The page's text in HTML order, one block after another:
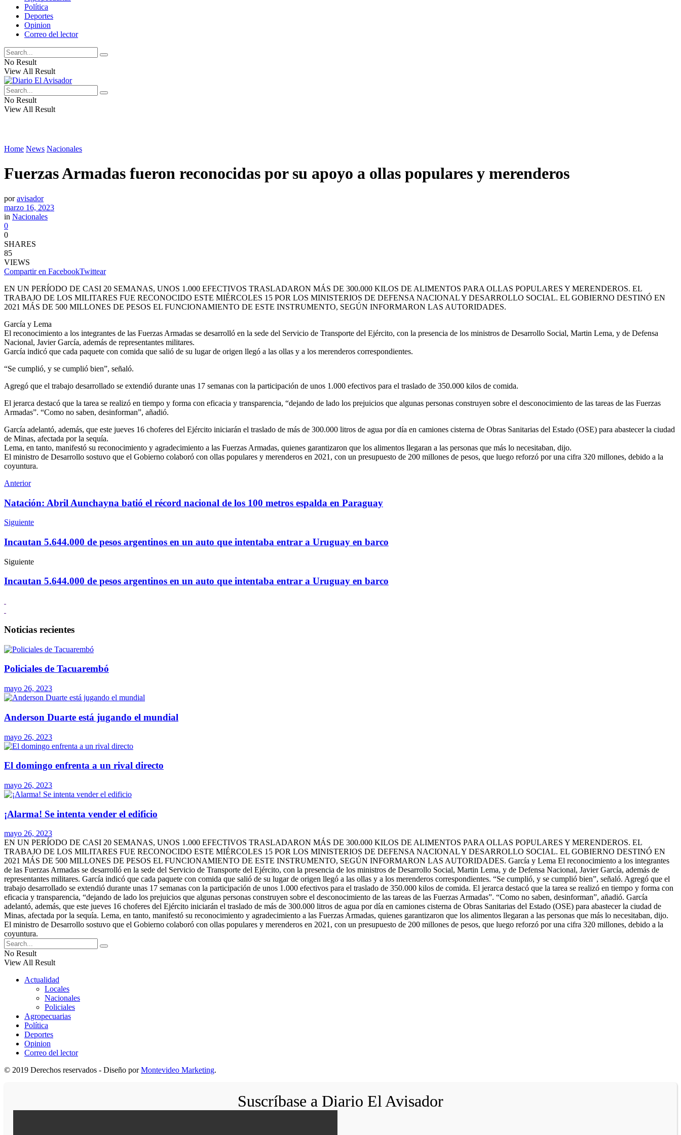
Política
Deportes
Opinion
Correo del lector
No Result
View All Result
No Result
View All Result
Home News Nacionales
Fuerzas Armadas fueron reconocidas por su apoyo a ollas populares y merenderos
por avisador
marzo 16, 2023
in Nacionales
0
0
SHARES
85
VIEWS
Compartir en FacebookTwittear
EN UN PERÍODO DE CASI 20 SEMANAS, UNOS 1.000 EFECTIVOS TRASLADARON MÁS DE 300.000 KILOS DE ALIMENTOS PARA OLLAS POPULARES Y MERENDEROS. EL
TRABAJO DE LOS MILITARES FUE RECONOCIDO ESTE MIÉRCOLES 15 POR LOS MINISTERIOS DE DEFENSA NACIONAL Y DESARROLLO SOCIAL. EL GOBIERNO DESTINÓ EN
2021 MÁS DE 500 MILLONES DE PESOS EL FUNCIONAMIENTO DE ESTE INSTRUMENTO, SEGÚN INFORMARON LAS AUTORIDADES.
García y Lema
El reconocimiento a los integrantes de las Fuerzas Armadas se desarrolló en la sede del Servicio de Transporte del Ejército, con la presencia de los ministros de Desarrollo Social, Martin Lema, y de Defensa
Nacional, Javier García, además de representantes militares.
García indicó que cada paquete con comida que salió de su lugar de origen llegó a las ollas y a los merenderos correspondientes.
“Se cumplió, y se cumplió bien”, señaló.
Agregó que el trabajo desarrollado se extendió durante unas 17 semanas con la participación de unos 1.000 efectivos para el traslado de 350.000 kilos de comida.
El jerarca destacó que la tarea se realizó en tiempo y forma con eficacia y transparencia, “dejando de lado los prejuicios que algunas personas construyen sobre el desconocimiento de las tareas de las Fuerzas
Armadas”. “Como no saben, desinforman”, añadió.
García adelantó, además, que este jueves 16 choferes del Ejército iniciarán el traslado de más de 300.000 litros de agua por día en camiones cisterna de Obras Sanitarias del Estado (OSE) para abastecer la ciudad
de Minas, afectada por la sequía.
Lema, en tanto, manifestó su reconocimiento y agradecimiento a las Fuerzas Armadas, quienes garantizaron que los alimentos llegaran a las personas que más lo necesitaban, dijo.
El ministro de Desarrollo sostuvo que el Gobierno colaboró con ollas populares y merenderos en 2021, con un presupuesto de 200 millones de pesos, que luego reforzó por una cifra 320 millones, debido a la
coyuntura.
Anterior
Natación: Abril Aunchayna batió el récord nacional de los 100 metros espalda en Paraguay
Siguiente
Incautan 5.644.000 de pesos argentinos en un auto que intentaba entrar a Uruguay en barco
Siguiente
Incautan 5.644.000 de pesos argentinos en un auto que intentaba entrar a Uruguay en barco
Noticias recientes
Policiales de Tacuarembó
mayo 26, 2023
Anderson Duarte está jugando el mundial
mayo 26, 2023
El domingo enfrenta a un rival directo
mayo 26, 2023
¡Alarma! Se intenta vender el edificio
mayo 26, 2023
EN UN PERÍODO DE CASI 20 SEMANAS, UNOS 1.000 EFECTIVOS TRASLADARON MÁS DE 300.000 KILOS DE ALIMENTOS PARA OLLAS POPULARES Y MERENDEROS. EL
TRABAJO DE LOS MILITARES FUE RECONOCIDO ESTE MIÉRCOLES 15 POR LOS MINISTERIOS DE DEFENSA NACIONAL Y DESARROLLO SOCIAL. EL GOBIERNO DESTINÓ EN
2021 MÁS DE 500 MILLONES DE PESOS EL FUNCIONAMIENTO DE ESTE INSTRUMENTO, SEGÚN INFORMARON LAS AUTORIDADES. García y Lema El reconocimiento a los integrantes
de las Fuerzas Armadas se desarrolló en la sede del Servicio de Transporte del Ejército, con la presencia de los ministros de Desarrollo Social, Martin Lema, y de Defensa Nacional, Javier García, además de
representantes militares. García indicó que cada paquete con comida que salió de su lugar de origen llegó a las ollas y a los merenderos correspondientes. “Se cumplió, y se cumplió bien”, señaló. Agregó que el
trabajo desarrollado se extendió durante unas 17 semanas con la participación de unos 1.000 efectivos para el traslado de 350.000 kilos de comida. El jerarca destacó que la tarea se realizó en tiempo y forma con
eficacia y transparencia, “dejando de lado los prejuicios que algunas personas construyen sobre el desconocimiento de las tareas de las Fuerzas Armadas”. “Como no saben, desinforman”, añadió. García
adelantó, además, que este jueves 16 choferes del Ejército iniciarán el traslado de más de 300.000 litros de agua por día en camiones cisterna de Obras Sanitarias del Estado (OSE) para abastecer la ciudad de
Minas, afectada por la sequía. Lema, en tanto, manifestó su reconocimiento y agradecimiento a las Fuerzas Armadas, quienes garantizaron que los alimentos llegaran a las personas que más lo necesitaban, dijo.
El ministro de Desarrollo sostuvo que el Gobierno colaboró con ollas populares y merenderos en 2021, con un presupuesto de 200 millones de pesos, que luego reforzó por una cifra 320 millones, debido a la
coyuntura.
No Result
View All Result
Actualidad
Locales
Nacionales
Policiales
Agropecuarias
Política
Deportes
Opinion
Correo del lector
© 2019 Derechos reservados - Diseño porMontevideo Marketing.
Suscríbase a Diario El Avisador